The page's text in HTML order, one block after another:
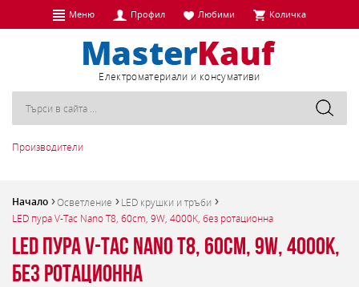
Меню Профил Любими Количка
Eлектроматериали и консумативи
Производители
Начало Осветление
LED крушки и тръби
LED пура V-Tac Nano T8, 60cm, 9W, 4000K, без ротационна
LED пура V-Tac Nano T8, 60cm, 9W, 4000K,
без ротационна